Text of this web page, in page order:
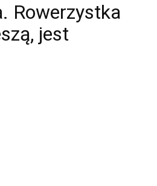
Rowerzystka
jest